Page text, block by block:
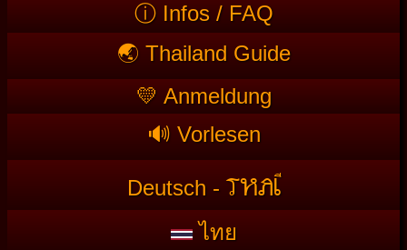
ⓘ Infos / FAQ
🌏 Thailand Guide
💛 Anmeldung
🔊 Vorlesen
Deutsch - THAI
ไทย